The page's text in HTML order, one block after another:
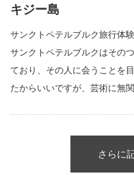
キジー島
サンクトペテルブルク旅行体
サンクトペテルブルクはその
ており、その人に会うことを
たからいいですが、芸術に無
さらに